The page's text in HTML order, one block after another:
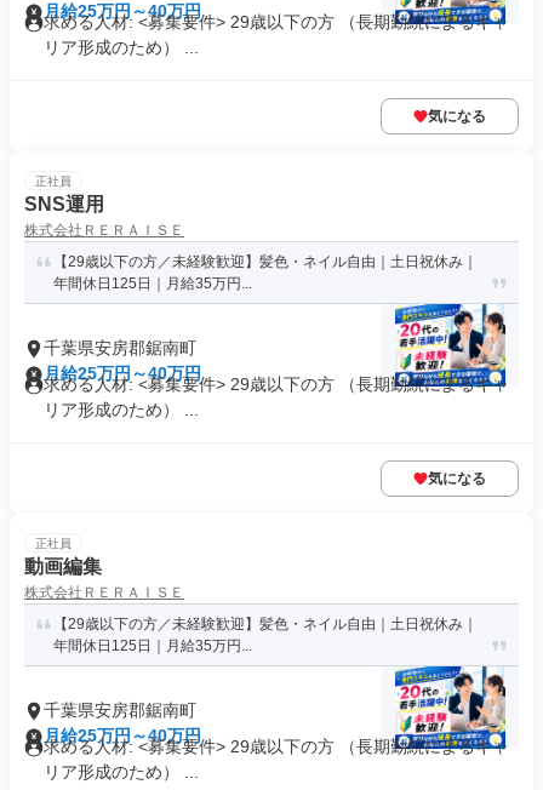
月給25万円～40万円
求める人材: <募集要件> 29歳以下の方 （長期勤続によるキャ
リア形成のため） ...
気になる
正社員
SNS運用
株式会社ＲＥＲＡＩＳＥ
【29歳以下の方／未経験歓迎】髪色・ネイル自由｜土日祝休み｜
年間休日125日｜月給35万円...
千葉県安房郡鋸南町
月給25万円～40万円
求める人材: <募集要件> 29歳以下の方 （長期勤続によるキャ
リア形成のため） ...
気になる
正社員
動画編集
株式会社ＲＥＲＡＩＳＥ
【29歳以下の方／未経験歓迎】髪色・ネイル自由｜土日祝休み｜
年間休日125日｜月給35万円...
千葉県安房郡鋸南町
月給25万円～40万円
求める人材: <募集要件> 29歳以下の方 （長期勤続によるキャ
リア形成のため） ...